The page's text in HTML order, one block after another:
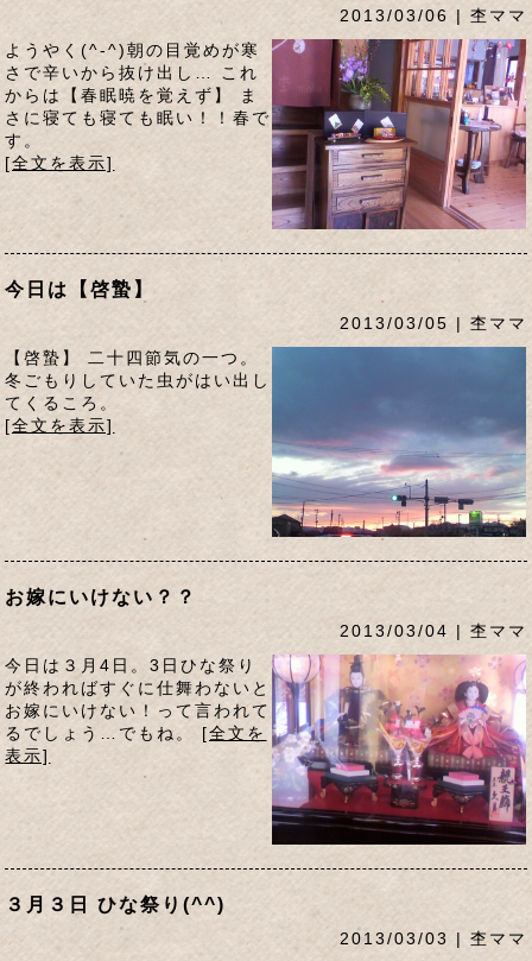
2013/03/06 | 杢ママ
ようやく(^-^)朝の目覚めが寒
さで辛いから抜け出し… これ
からは【春眠暁を覚えず】 ま
さに寝ても寝ても眠い！！春で
す。
[全文を表示]
今日は【啓蟄】
2013/03/05 | 杢ママ
【啓蟄】 二十四節気の一つ。
冬ごもりしていた虫がはい出し
てくるころ。
[全文を表示]
お嫁にいけない？？
2013/03/04 | 杢ママ
今日は３月4日。3日ひな祭り
が終わればすぐに仕舞わないと
お嫁にいけない！って言われて
るでしょう…でもね。 [全文を
表示]
３月３日 ひな祭り(^^)
2013/03/03 | 杢ママ